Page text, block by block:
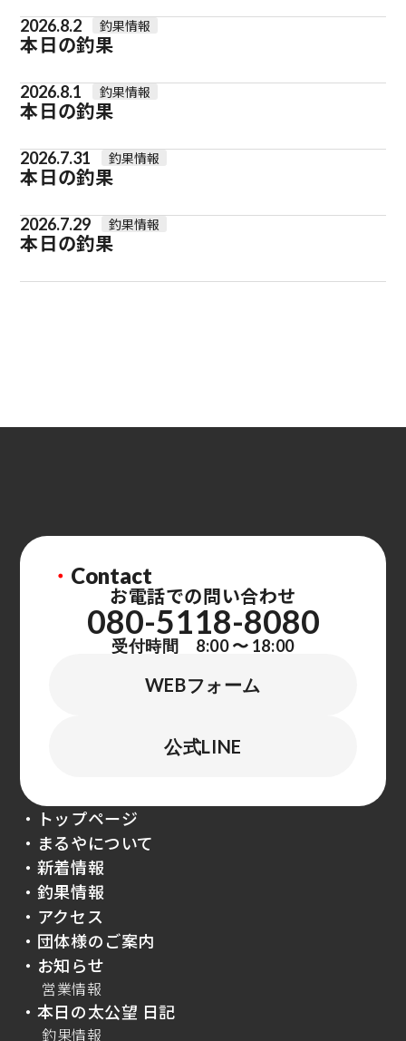
2026.8.2 釣果情報
本日の釣果
2026.8.1 釣果情報
本日の釣果
2026.7.31 釣果情報
本日の釣果
2026.7.29 釣果情報
本日の釣果
・ Contact
お電話での問い合わせ
080-5118-8080
受付時間 8:00 〜 18:00
WEBフォーム
公式LINE
・トップページ
・まるやについて
・新着情報
・釣果情報
・アクセス
・団体様のご案内
・お知らせ
営業情報
・本日の太公望 日記
釣果情報